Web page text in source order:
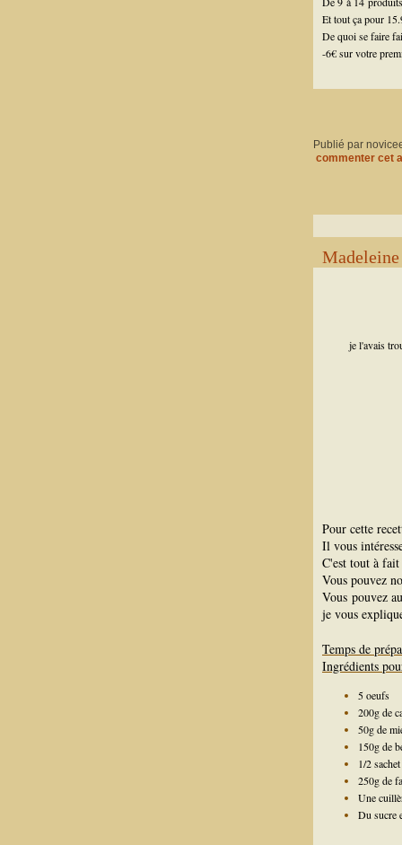
Et tout ça pour
De quoi se faire
-6€ sur votre
Publié par
commenter cet
je l'avais
Pour cette
Il vous
C'est tout à
Vous pouvez
Vous pouvez
je vous
Temps de
Ingrédients
5 oeufs
200g de
50g de
150g de
1/2
250g de
Une
Du sucre